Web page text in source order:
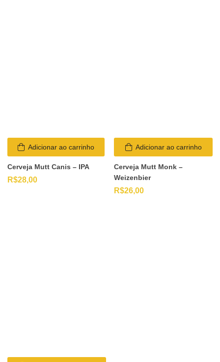
Adicionar ao carrinho
Cerveja Mutt Canis – IPA
R$28,00
Adicionar ao carrinho
Cerveja Mutt Monk –
Weizenbier
R$26,00